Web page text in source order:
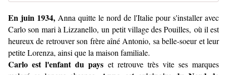
En juin 1934, Anna quitte le nord de l'Italie pour s'installer avec
Carlo son mari à Lizzanello, un petit village des Pouilles, où il est
heureux de retrouver son frère aîné Antonio, sa belle-soeur et leur
petite Lorenza, ainsi que la maison familiale.
Carlo est l'enfant du pays et retrouve très vite ses marques